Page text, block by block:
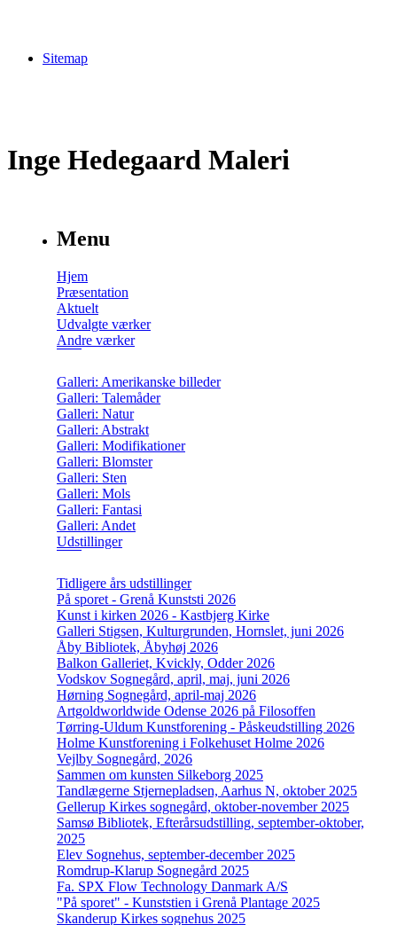
Sitemap
Inge Hedegaard Maleri
Menu
Hjem
Præsentation
Aktuelt
Udvalgte værker
Andre værker
Galleri: Amerikanske billeder
Galleri: Talemåder
Galleri: Natur
Galleri: Abstrakt
Galleri: Modifikationer
Galleri: Blomster
Galleri: Sten
Galleri: Mols
Galleri: Fantasi
Galleri: Andet
Udstillinger
Tidligere års udstillinger
På sporet - Grenå Kunststi 2026
Kunst i kirken 2026 - Kastbjerg Kirke
Galleri Stigsen, Kulturgrunden, Hornslet, juni 2026
Åby Bibliotek, Åbyhøj 2026
Balkon Galleriet, Kvickly, Odder 2026
Vodskov Sognegård, april, maj, juni 2026
Hørning Sognegård, april-maj 2026
Artgoldworldwide Odense 2026 på Filosoffen
Tørring-Uldum Kunstforening - Påskeudstilling 2026
Holme Kunstforening i Folkehuset Holme 2026
Vejlby Sognegård, 2026
Sammen om kunsten Silkeborg 2025
Tandlægerne Stjernepladsen, Aarhus N, oktober 2025
Gellerup Kirkes sognegård, oktober-november 2025
Samsø Bibliotek, Efterårsudstilling, september-oktober,
2025
Elev Sognehus, september-december 2025
Romdrup-Klarup Sognegård 2025
Fa. SPX Flow Technology Danmark A/S
"På sporet" - Kunststien i Grenå Plantage 2025
Skanderup Kirkes sognehus 2025